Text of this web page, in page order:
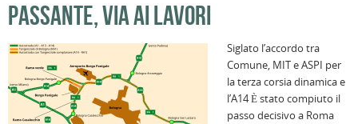
PASSANTE, VIA AI LAVORI
Siglato l’accordo tra
Comune, MIT e ASPI per
la terza corsia dinamica e
l’A14 È stato compiuto il
passo decisivo a Roma